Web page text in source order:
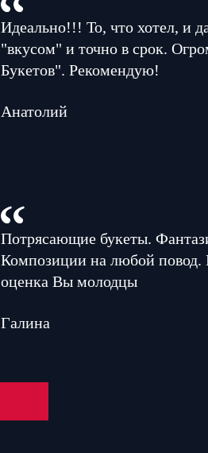
Идеально!!! То, что хотел, и
"вкусом" и точно в срок.
Букетов". Рекомендую!
Анатолий
Потрясающие букеты.
Композиции на любой
оценка Вы молодцы
Галина